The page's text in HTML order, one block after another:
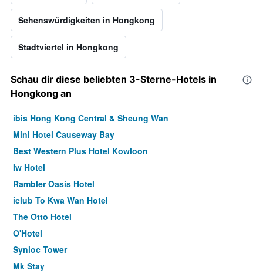
Sehenswürdigkeiten in Hongkong
Stadtviertel in Hongkong
Schau dir diese beliebten 3-Sterne-Hotels in
Hongkong an
ibis Hong Kong Central & Sheung Wan
Mini Hotel Causeway Bay
Best Western Plus Hotel Kowloon
Iw Hotel
Rambler Oasis Hotel
iclub To Kwa Wan Hotel
The Otto Hotel
O'Hotel
Synloc Tower
Mk Stay